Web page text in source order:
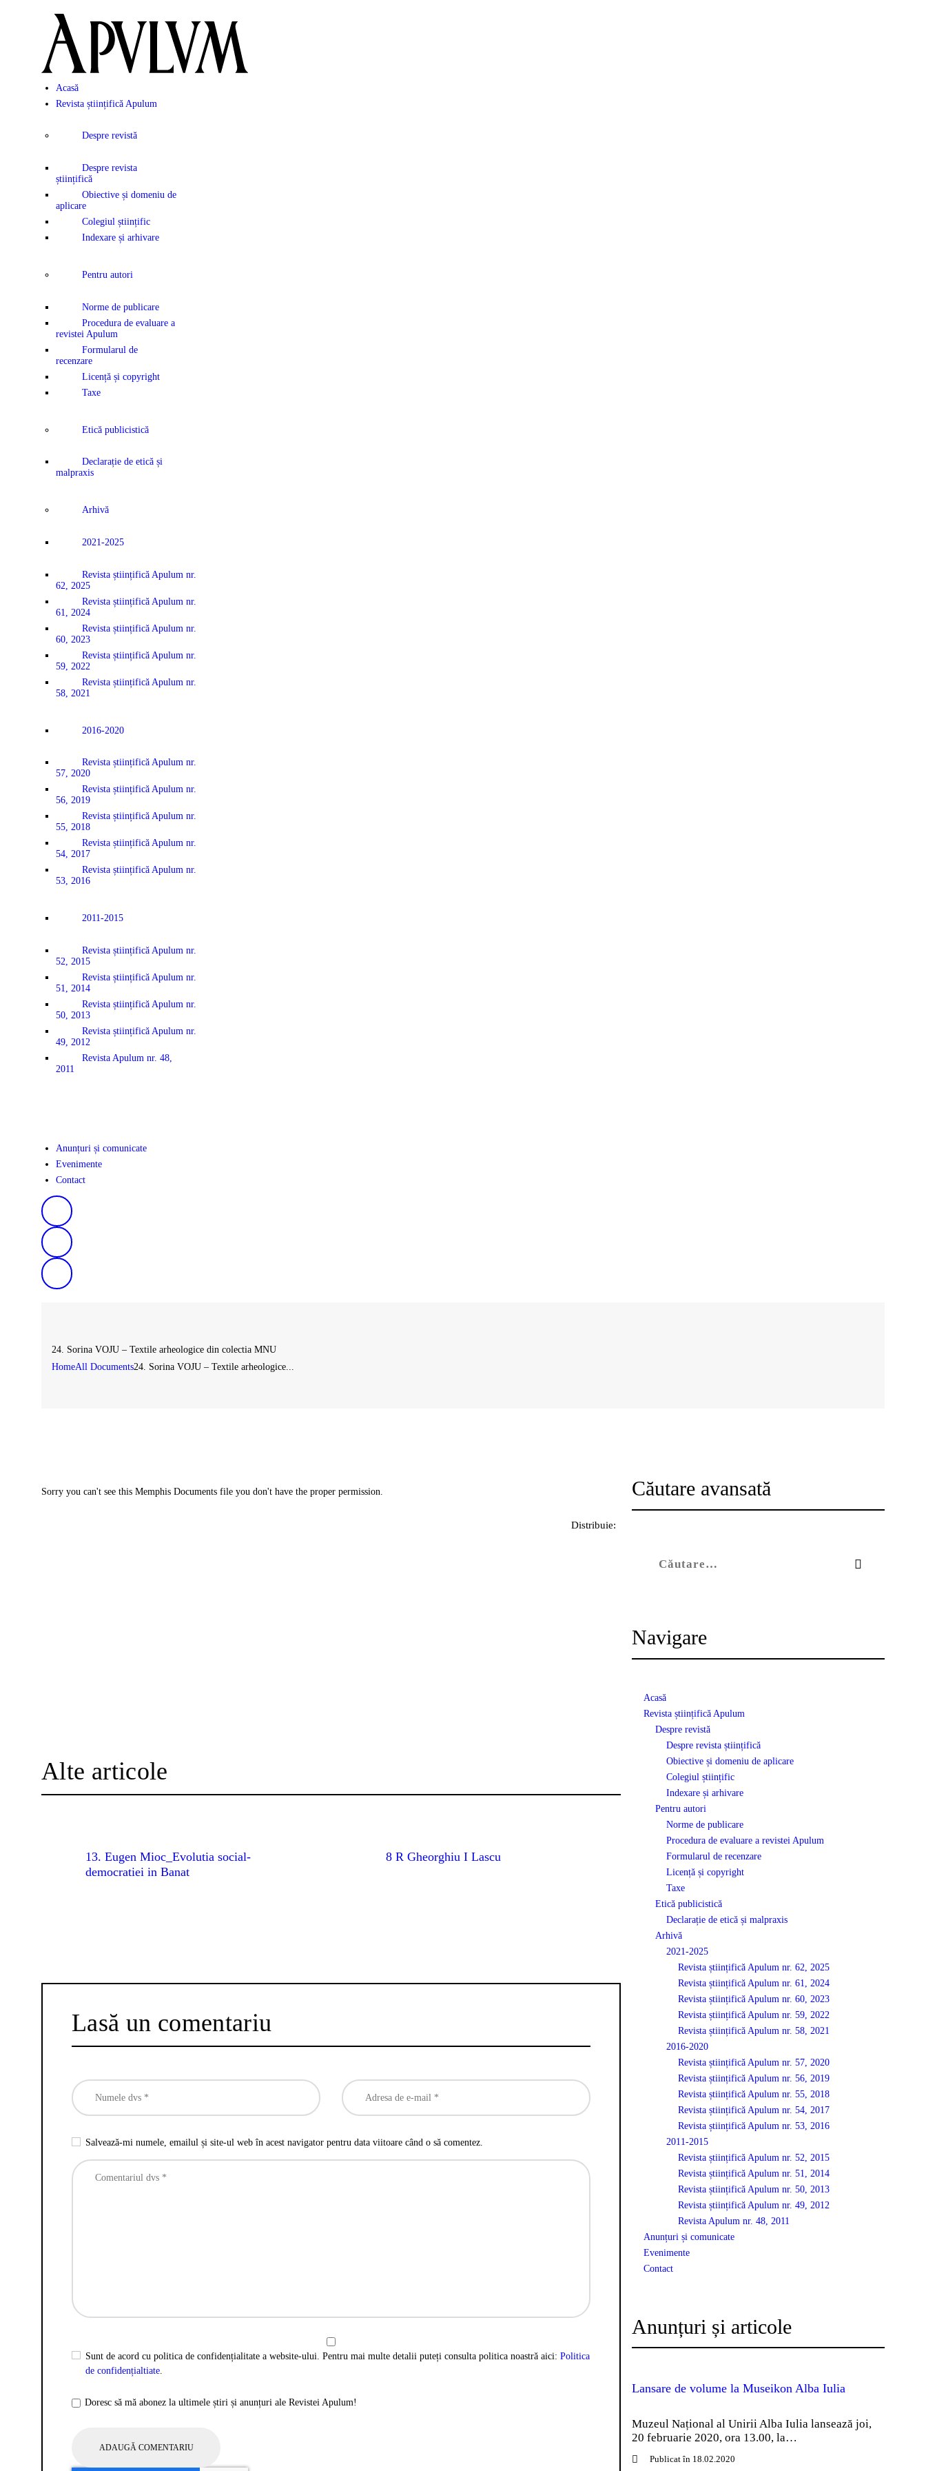
Acasă
Revista științifică Apulum
Despre revistă
Despre revista
științifică
Obiective și domeniu de
aplicare
Colegiul științific
Indexare și arhivare
Pentru autori
Norme de publicare
Procedura de evaluare a
revistei Apulum
Formularul de
recenzare
Licență și copyright
Taxe
Etică publicistică
Declarație de etică și
malpraxis
Arhivă
2021-2025
Revista științifică Apulum nr.
62, 2025
Revista științifică Apulum nr.
61, 2024
Revista științifică Apulum nr.
60, 2023
Revista științifică Apulum nr.
59, 2022
Revista științifică Apulum nr.
58, 2021
2016-2020
Revista științifică Apulum nr.
57, 2020
Revista științifică Apulum nr.
56, 2019
Revista științifică Apulum nr.
55, 2018
Revista științifică Apulum nr.
54, 2017
Revista științifică Apulum nr.
53, 2016
2011-2015
Revista științifică Apulum nr.
52, 2015
Revista științifică Apulum nr.
51, 2014
Revista științifică Apulum nr.
50, 2013
Revista științifică Apulum nr.
49, 2012
Revista Apulum nr. 48,
2011
Anunțuri și comunicate
Evenimente
Contact
24. Sorina VOJU – Textile arheologice din colectia MNU
HomeAll Documents24. Sorina VOJU – Textile arheologice...
Sorry you can't see this Memphis Documents file you don't have the proper permission.
Distribuie:
Alte articole
13. Eugen Mioc_Evolutia social-
democratiei in Banat
8 R Gheorghiu I Lascu
Lasă un comentariu
Salvează-mi numele, emailul și site-ul web în acest navigator pentru data viitoare când o să comentez.
Sunt de acord cu politica de confidențialitate a website-ului. Pentru mai multe detalii puteți consulta politica noastră aici: Politica
de confidențialtiate.
Doresc să mă abonez la ultimele știri și anunțuri ale Revistei Apulum!
Căutare avansată
Navigare
Acasă
Revista științifică Apulum
Despre revistă
Despre revista științifică
Obiective și domeniu de aplicare
Colegiul științific
Indexare și arhivare
Pentru autori
Norme de publicare
Procedura de evaluare a revistei Apulum
Formularul de recenzare
Licență și copyright
Taxe
Etică publicistică
Declarație de etică și malpraxis
Arhivă
2021-2025
Revista științifică Apulum nr. 62, 2025
Revista științifică Apulum nr. 61, 2024
Revista științifică Apulum nr. 60, 2023
Revista științifică Apulum nr. 59, 2022
Revista științifică Apulum nr. 58, 2021
2016-2020
Revista științifică Apulum nr. 57, 2020
Revista științifică Apulum nr. 56, 2019
Revista științifică Apulum nr. 55, 2018
Revista științifică Apulum nr. 54, 2017
Revista științifică Apulum nr. 53, 2016
2011-2015
Revista științifică Apulum nr. 52, 2015
Revista științifică Apulum nr. 51, 2014
Revista științifică Apulum nr. 50, 2013
Revista științifică Apulum nr. 49, 2012
Revista Apulum nr. 48, 2011
Anunțuri și comunicate
Evenimente
Contact
Anunțuri și articole
Lansare de volume la Museikon Alba Iulia
Muzeul Național al Unirii Alba Iulia lansează joi,
20 februarie 2020, ora 13.00, la…
Publicat în 18.02.2020